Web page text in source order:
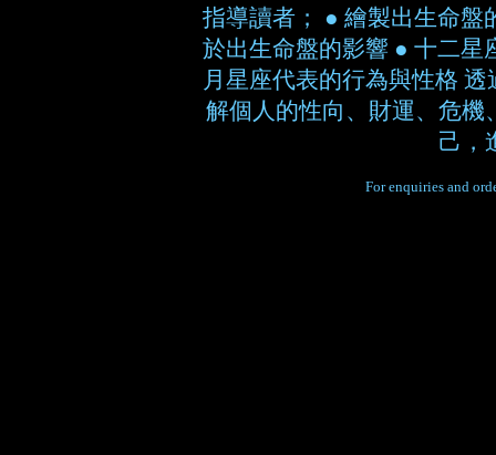
指導讀者； ● 繪製出生命盤
於出生命盤的影響 ● 十二星
月星座代表的行為與性格
解個人的性向、財運、危機
己，
For enquiries and